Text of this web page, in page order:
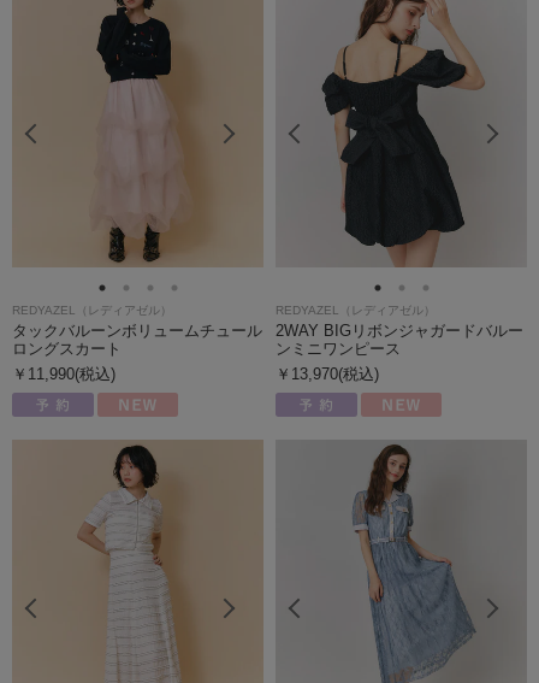
REDYAZEL（レディアゼル）
タックバルーンボリュームチュール
ロングスカート
￥11,990(税込)
REDYAZEL（レディアゼル）
2WAY BIGリボンジャガードバルー
ンミニワンピース
￥13,970(税込)